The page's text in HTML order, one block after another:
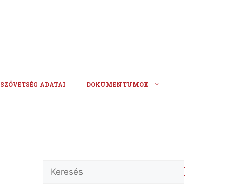
SZÖVETSÉG ADATAI DOKUMENTUMOK